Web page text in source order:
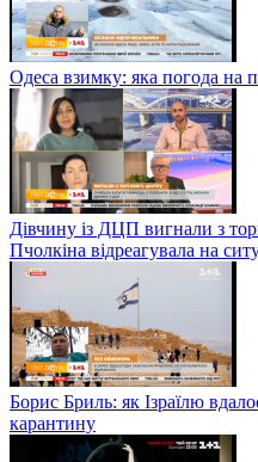
Одеса взимку: яка погода на
Дівчину із ДЦП вигнали з
Пчолкіна відреагувала на
Борис Бриль: як Ізраїлю
карантину